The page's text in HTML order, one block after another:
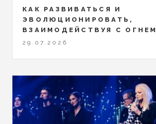
КАК РАЗВИВАТЬСЯ И
ЭВОЛЮЦИОНИРОВАТЬ,
ВЗАИМОДЕЙСТВУЯ С ОГНЕМ
29.07.2026